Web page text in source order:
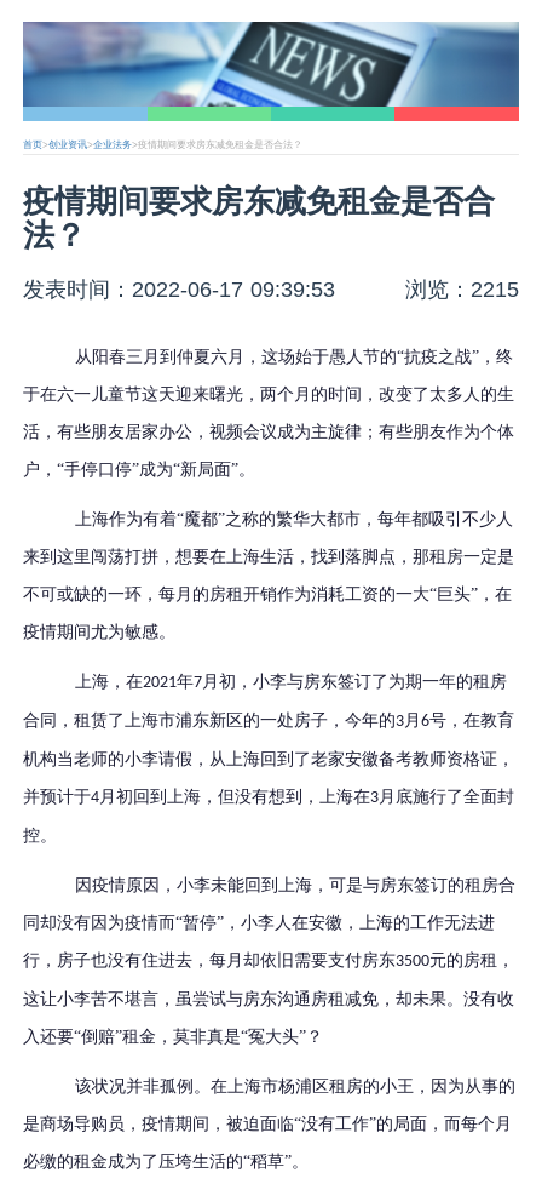
首页>创业资讯>企业法务>疫情期间要求房东减免租金是否合法？
疫情期间要求房东减免租金是否合
法？
发表时间：2022-06-17 09:39:53 浏览：2215
从阳春三月到仲夏六月，这场始于愚人节的“抗疫之战”，终
于在六一儿童节这天迎来曙光 ， 两个月的时间，改变了太多人的生
活 ，有些朋友居家办公，视频会议成为主旋律；有些朋友作为个体
户，“手停口停”成为“新局面”。
上海作为有着“魔都”之称的繁华大都市，每年都吸引不少人
来到这里闯荡打拼 ，想要在上海生活，找到落脚点，那租房一定是
不可或缺的一环 ，每月的房租开销作为消耗工资的一大“巨头”，在
疫情期间尤为敏感。
上海，在2021年7月初，小李与房东签订了为期一年的租房
合同，租赁了上海市浦东新区的一处房子 ，今年的3月6号，在教育
机构当老师的小李请假，从上海回到了老家安徽备考教师资格证，
并预计于4月初回到上海 ，但没有想到，上海在3月底施行了全面封
控。
因疫情原因，小李未能回到上海，可是与房东签订的租房合
同却没有因为疫情而“暂停” ，小李人在安徽，上海的工作无法进
行，房子也没有住进去，每月却依旧需要支付房东3500元的房租，
这让小李苦不堪言，虽尝试与房东沟通房租减免，却未果。没有收
入还要“倒赔”租金，莫非真是“冤大头”？
该状况并非孤例。在上海市杨浦区租房的小王，因为从事的
是商场导购员，疫情期间，被迫面临“没有工作”的局面 ， 而每个月
必缴的租金成为了压垮生活的“稻草”。